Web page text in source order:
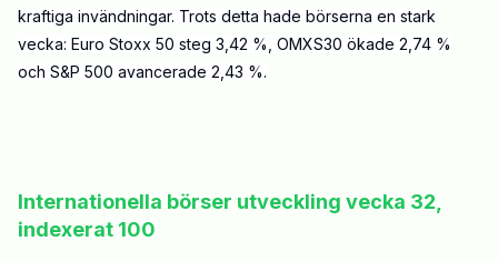
kraftiga invändningar. Trots detta hade börserna en stark
vecka: Euro Stoxx 50 steg 3,42 %, OMXS30 ökade 2,74 %
och S&P 500 avancerade 2,43 %.
Internationella börser utveckling vecka 32,
indexerat 100